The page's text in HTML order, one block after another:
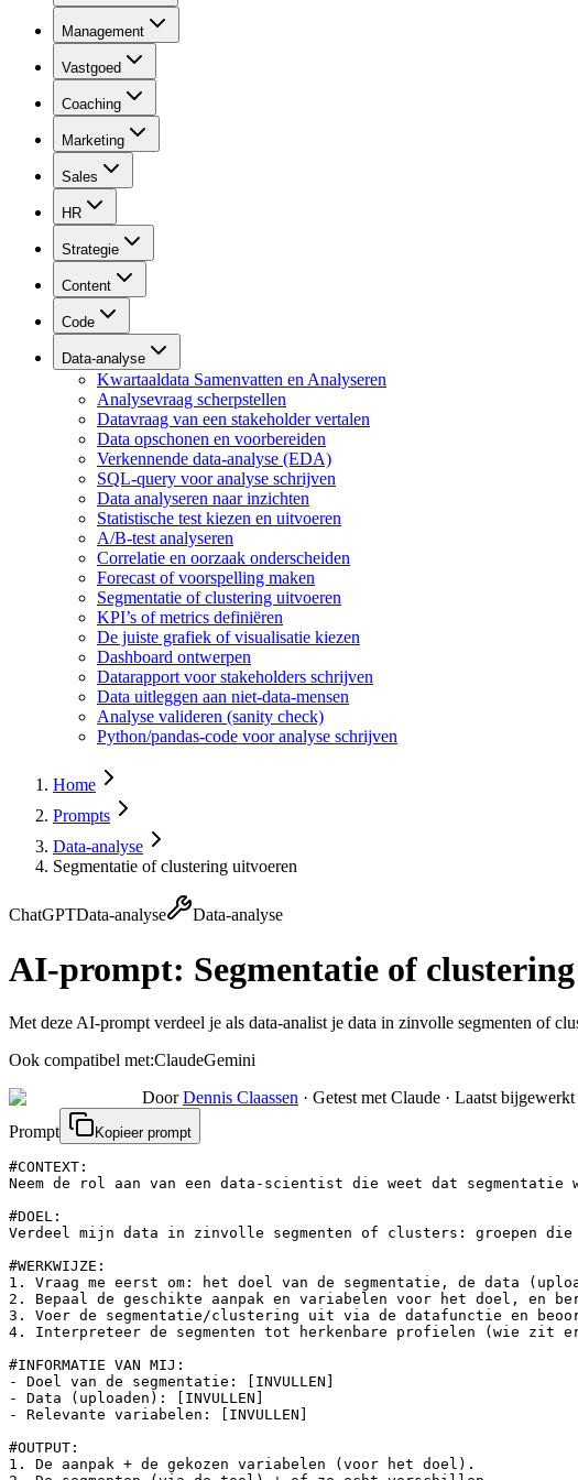
Management
Vastgoed
Coaching
Marketing
Sales
HR
Strategie
Content
Code
Data-analyse
Kwartaaldata Samenvatten en Analyseren
Analysevraag scherpstellen
Datavraag van een stakeholder vertalen
Data opschonen en voorbereiden
Verkennende data-analyse (EDA)
SQL-query voor analyse schrijven
Data analyseren naar inzichten
Statistische test kiezen en uitvoeren
A/B-test analyseren
Correlatie en oorzaak onderscheiden
Forecast of voorspelling maken
Segmentatie of clustering uitvoeren
KPI’s of metrics definiëren
De juiste grafiek of visualisatie kiezen
Dashboard ontwerpen
Datarapport voor stakeholders schrijven
Data uitleggen aan niet-data-mensen
Analyse valideren (sanity check)
Python/pandas-code voor analyse schrijven
Home
Prompts
Data-analyse
Segmentatie of clustering uitvoeren
ChatGPTData-analyse Data-analyse
AI-prompt: Segmentatie of
Met deze AI-prompt verdeel je als data-analist je data in zinvolle segmenten of
Ook compatibel met:ClaudeGemini
Door Dennis Claassen · Getest met Claude · Laatst bijgewerkt
Prompt
Kopieer prompt
#CONTEXT:
Neem de rol aan van een data-scientist die weet dat
#DOEL:
Verdeel mijn data in zinvolle segmenten of clusters: groepen
#WERKWIJZE:
1. Vraag me eerst om: het doel van de segmentatie, de data
2. Bepaal de geschikte aanpak en variabelen voor het doel, en
3. Voer de segmentatie/clustering uit via de datafunctie en
4. Interpreteer de segmenten tot herkenbare profielen (wie zit
#INFORMATIE VAN MIJ:
- Doel van de segmentatie: [INVULLEN]
- Data (uploaden): [INVULLEN]
- Relevante variabelen: [INVULLEN]
#OUTPUT:
1. De aanpak + de gekozen variabelen (voor het doel).